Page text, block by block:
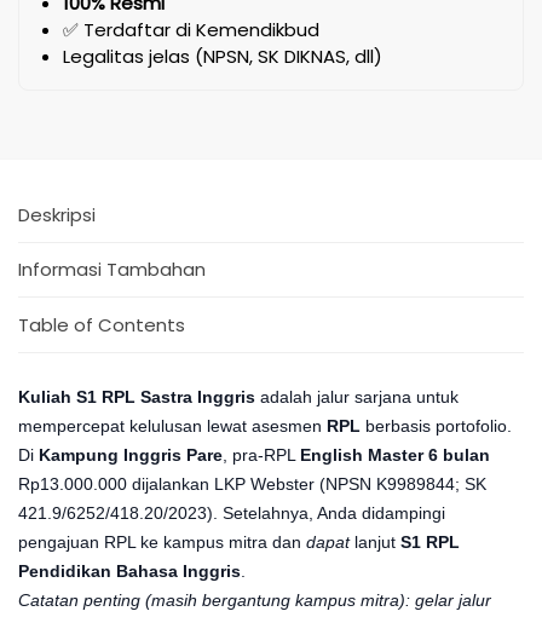
✅ Terdaftar di Kemendikbud
Legalitas jelas (NPSN, SK DIKNAS, dll)
Deskripsi
Informasi Tambahan
Table of Contents
Kuliah S1 RPL Sastra Inggris adalah jalur sarjana untuk
mempercepat kelulusan lewat asesmen RPL berbasis portofolio.
Di Kampung Inggris Pare , pra-RPL English Master 6 bulan
Rp13.000.000 dijalankan LKP Webster (NPSN K9989844; SK
421.9/6252/418.20/2023). Setelahnya, Anda didampingi
pengajuan RPL ke kampus mitra dan dapatlanjut S1 RPL
Pendidikan Bahasa Inggris
Catatan penting (masih bergantung kampus mitra): gelar jalur